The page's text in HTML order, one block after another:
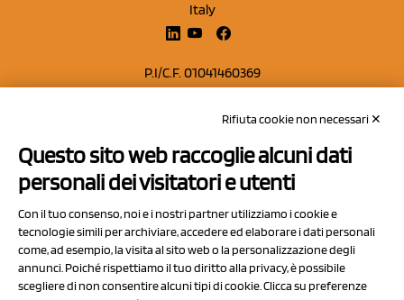
Italy
P.I/C.F. 01041460369
Capitale sociale Euro 50.000,00 i.v.
Contatti
Privacy Policy
Cookie Policy
Chi Siamo
Rifiuta cookie non necessari ✕
Questo sito web raccoglie alcuni dati
personali dei visitatori e utenti
Con il tuo consenso, noi e i nostri partner utilizziamo i cookie e
tecnologie simili per archiviare, accedere ed elaborare i dati personali
come, ad esempio, la visita al sito web o la personalizzazione degli
annunci. Poiché rispettiamo il tuo diritto alla privacy, è possibile
scegliere di non consentire alcuni tipi di cookie. Clicca su preferenze